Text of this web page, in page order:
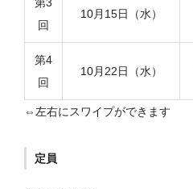
回
10月15日（水）
第4
回
10月22日（水）
定員